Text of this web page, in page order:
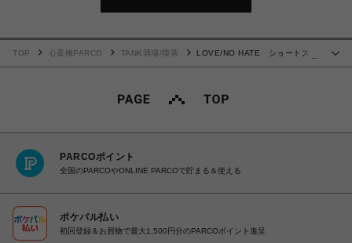
TOP 心斎橋PARCO TANK酒場/喫茶
LOVE/NO HATE ショートスリ
PARCOポイント
全国のPARCOやONLINE PARCOで貯まる＆使える
ポケパル払い
初回登録＆お買物で最大1,500円分のPARCOポイント進呈